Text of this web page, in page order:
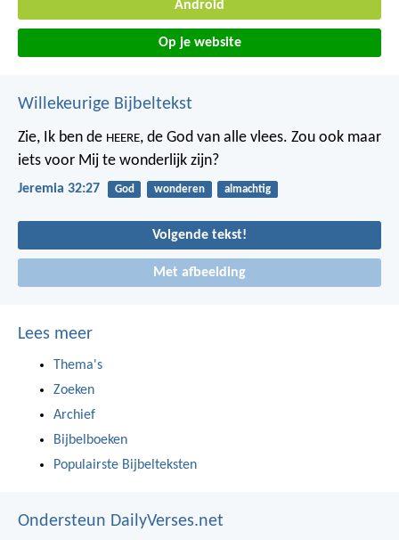
Android
Op je website
Willekeurige Bijbeltekst
Zie, Ik ben de HEERE, de God van alle vlees. Zou ook maar
iets voor Mij te wonderlijk zijn?
Jeremia 32:27 God wonderen almachtig
Volgende tekst!
Met afbeelding
Lees meer
Thema's
Zoeken
Archief
Bijbelboeken
Populairste Bijbelteksten
Ondersteun DailyVerses.net